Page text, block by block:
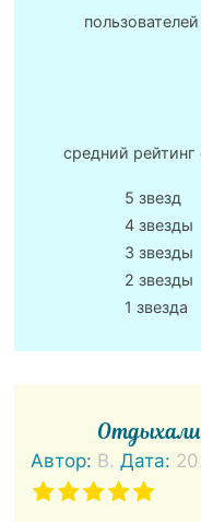
средний рейтинг
5 звезд
4 звезды
3 звезды
2 звезды
1 звезда
Отдыхали
Автор: В. Дата: